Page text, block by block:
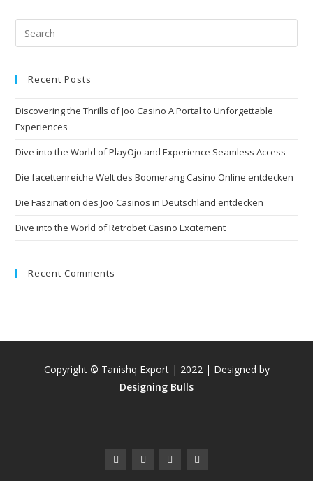
Recent Posts
Discovering the Thrills of Joo Casino A Portal to Unforgettable
Experiences
Dive into the World of PlayOjo and Experience Seamless Access
Die facettenreiche Welt des Boomerang Casino Online entdecken
Die Faszination des Joo Casinos in Deutschland entdecken
Dive into the World of Retrobet Casino Excitement
Recent Comments
Copyright © Tanishq Export | 2022 | Designed by
Designing Bulls